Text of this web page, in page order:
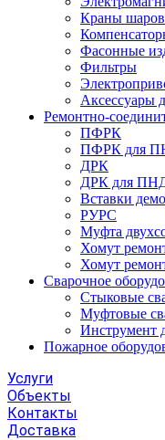
Краны
Фасонные
Фильтры
Аксессуары
Ремонтно-
ПФРК
ПФРК для
ДРК
ДРК для
Вставки
РУРС
Муфта
Хомут
Хомут
Сварочное
Стыковые
Муфтовые
Инструмент
Пожарное
Услуги
Объекты
Контакты
Доставка